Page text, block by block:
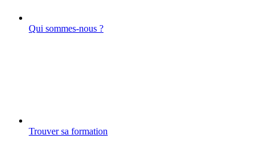
Qui sommes-nous ?
Trouver sa formation